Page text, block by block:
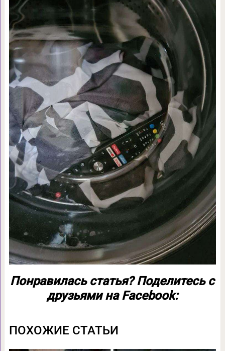
Понравилась статья? Поделитесь с
друзьями на Facebook:
ПОХОЖИЕ СТАТЬИ